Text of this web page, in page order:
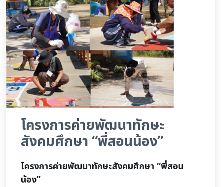
โครงการค่ายพัฒนาทักษะ
สังคมศึกษา “พี่สอนน้อง”
โครงการค่ายพัฒนาทักษะสังคมศึกษา “พี่สอน
น้อง”